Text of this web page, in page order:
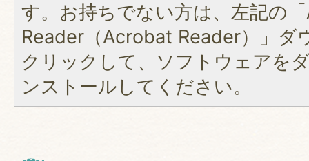
す。お持ちでない方は、左記の
Reader（Acrobat Reader）」ダ
クリックして、ソフトウェアを
ンストールしてください。